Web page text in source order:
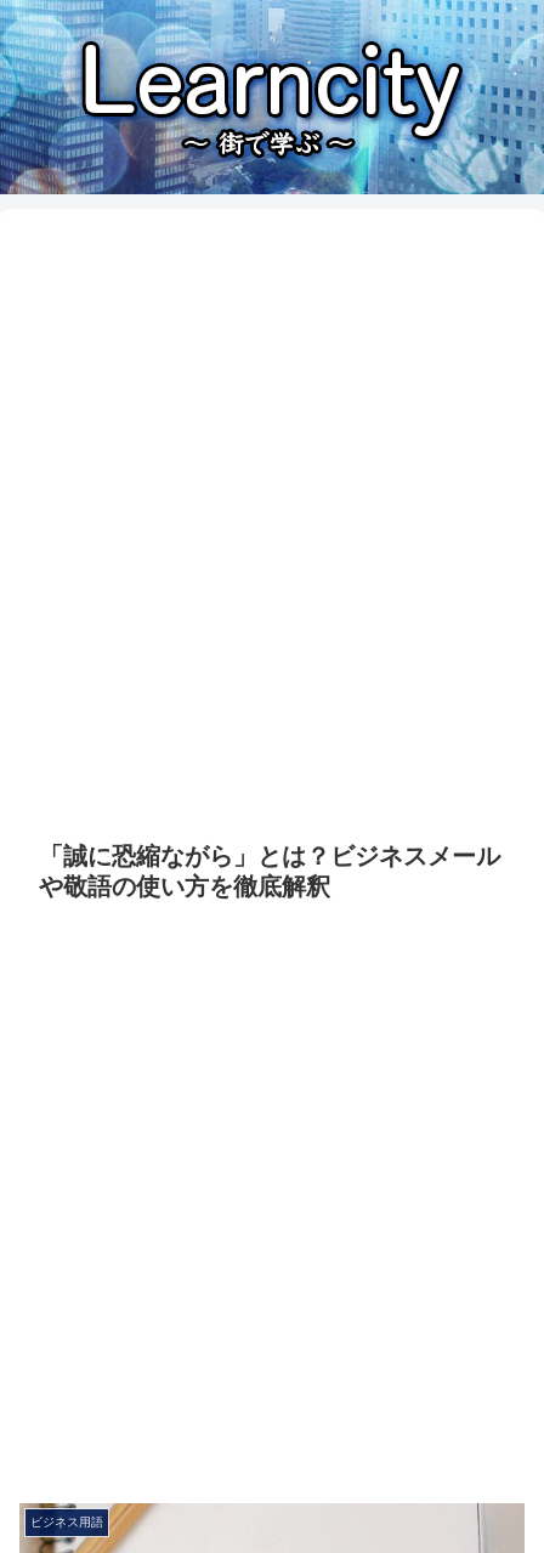
「誠に恐縮ながら」とは？ビジネスメール
や敬語の使い方を徹底解釈
ビジネス用語